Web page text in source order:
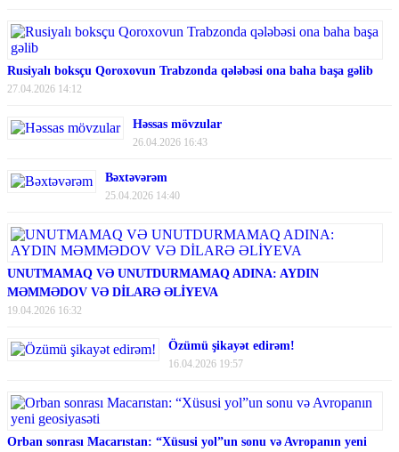
Rusiyalı boksçu Qoroxovun Trabzonda qələbəsi ona baha başa gəlib
27.04.2026 14:12
Həssas mövzular
26.04.2026 16:43
Bəxtəvərəm
25.04.2026 14:40
UNUTMAMAQ VƏ UNUTDURMAMAQ ADINA: AYDIN
MƏMMƏDOV VƏ DİLARƏ ƏLİYEVA
19.04.2026 16:32
Özümü şikayət edirəm!
16.04.2026 19:57
Orban sonrası Macarıstan: “Xüsusi yol”un sonu və Avropanın yeni